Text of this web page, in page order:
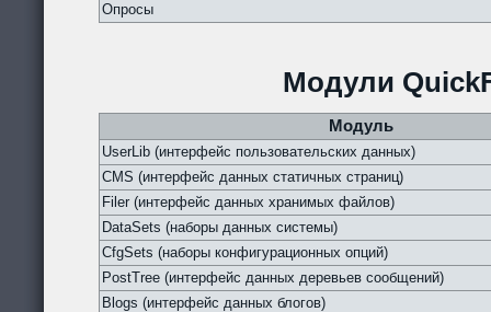
Опросы
Модули
Модуль
UserLib (интерфейс пользовательских данных)
CMS (интерфейс данных статичных страниц)
Filer (интерфейс данных хранимых файлов)
DataSets (наборы данных системы)
CfgSets (наборы конфигурационных опций)
PostTree (интерфейс данных деревьев сообщений)
Blogs (интерфейс данных блогов)